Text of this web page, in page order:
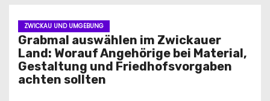
ZWICKAU UND UMGEBUNG
Grabmal auswählen im Zwickauer
Land: Worauf Angehörige bei Material,
Gestaltung und Friedhofsvorgaben
achten sollten